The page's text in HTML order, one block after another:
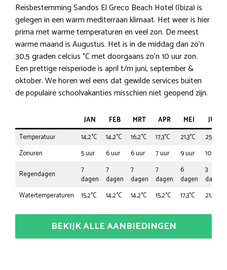
Reisbestemming Sandos El Greco Beach Hotel (Ibiza) is
gelegen in een warm mediterraan klimaat. Het weer is hier
prima met warme temperaturen en veel zon. De meest
warme maand is Augustus. Het is in de middag dan zo’n
30,5 graden celcius °C met doorgaans zo’n 10 uur zon.
Een prettige reisperiode is april t/m juni, september &
oktober. We horen wel eens dat gewilde services buiten
de populaire schoolvakanties misschien niet geopend zijn.
JAN FEB MRT APR MEI
JUN
Temperatuur
14,2°C 14,2°C 16,2°C 17,3°C 21,3°C
25,4°C
Zonuren
5 uur 6 uur 6 uur 7 uur 9 uur
10 uur
Regendagen
7
dagen
7
dagen
7
dagen
7
dagen
6
dagen
3
dagen
Watertemperaturen
15,2°C 14,2°C 14,2°C 15,2°C 17,3°C 21,3°C
BEKIJK ALLE AANBIEDINGEN